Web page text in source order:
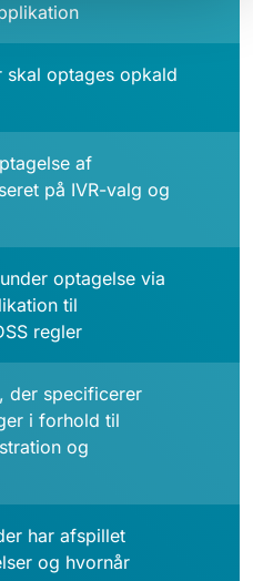
optages opkald
af
på IVR-valg og
optagelse via
til
regler
specificerer
i forhold til
og
har afspillet
og hvornår